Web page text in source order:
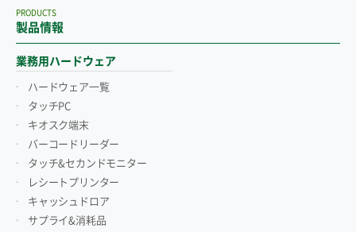
製品情報
PRODUCTS
業務用ハードウェア
ハードウェア一覧
タッチPC
キオスク端末
バーコードリーダー
タッチ&セカンドモニター
レシートプリンター
キャッシュドロア
サプライ&消耗品